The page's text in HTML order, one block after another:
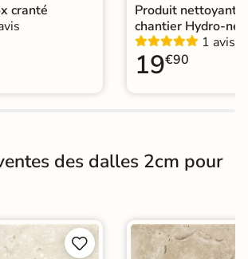
cranté
Produit nettoyant
chantier Hydro-net
1 avis
19€90
des dalles 2cm pour

